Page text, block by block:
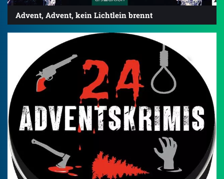
Advent, Advent, kein Lichtlein brennt